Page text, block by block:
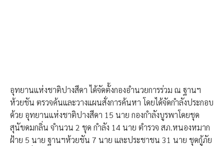
อุทยานแห่งชาติปางสีดา ได้จัดตั้งกองอำนวยการร่วม ณ ฐานฯ
ห้วยชัน ตรวจค้นและวางแผนสั่งการค้นหา โดยได้จัดกำลังประกอบ
ด้วย อุทยานแห่งชาติปางสีดา 15 นาย กองกำลังบูรพาโดยชุด
สุนัขดมกลิ่น จำนวน 2 ชุด กำลัง 14 นาย ตำรวจ สภ.หนองหมาก
ฝ้าย 5 นาย ฐานฯห้วยชัน 7 นาย และประชาชน 31 นาย ชุดกู้ภัย